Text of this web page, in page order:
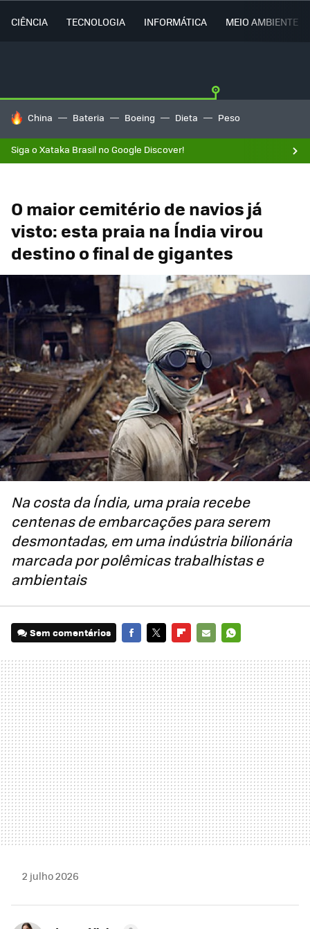
CIÊNCIA TECNOLOGIA INFORMÁTICA MEIO AMBIENTE
TENDÊNCIAS DO DIA
China Bateria Boeing Dieta Peso
Siga o Xataka Brasil no Google Discover!
O maior cemitério de navios já
visto: esta praia na Índia virou
destino o final de gigantes
Na costa da Índia, uma praia recebe
centenas de embarcações para serem
desmontadas, em uma indústria bilionária
marcada por polêmicas trabalhistas e
ambientais
Sem comentários
MAIL
2 julho 2026